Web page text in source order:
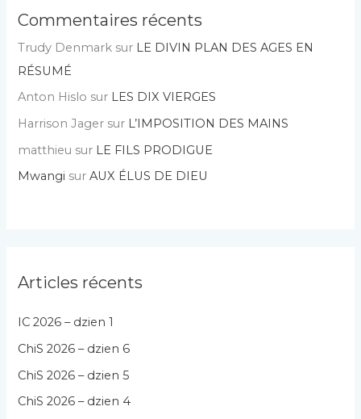
Commentaires récents
Trudy Denmark sur LE DIVIN PLAN DES AGES EN
RÉSUMÉ
Anton Hislo sur LES DIX VIERGES
Harrison Jager sur L’IMPOSITION DES MAINS
matthieu sur LE FILS PRODIGUE
Mwangi surAUX ÉLUS DE DIEU
Articles récents
IC 2026 – dzien 1
ChiS 2026 – dzien 6
ChiS 2026 – dzien 5
ChiS 2026 – dzien 4